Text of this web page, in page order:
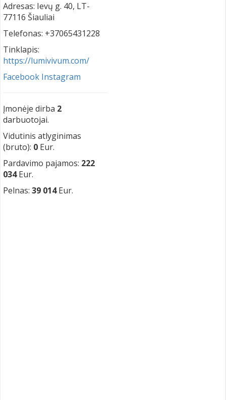
Adresas: Ievų g. 40, LT-
77116 Šiauliai
Telefonas: +37065431228
Tinklapis:
https://lumivivum.com/
Facebook Instagram
Įmonėje dirba 2
darbuotojai.
Vidutinis atlyginimas
(bruto): 0 Eur.
Pardavimo pajamos: 222
034Eur.
Pelnas: 39 014Eur.